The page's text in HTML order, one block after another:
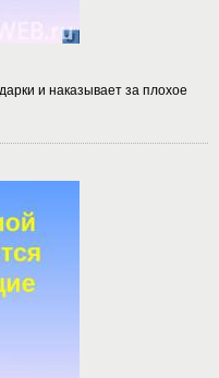
и наказывает за плохое